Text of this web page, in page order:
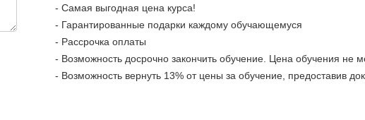
- Самая выгодная цена курса!
- Гарантированные подарки каждому обучающемуся
- Рассрочка оплаты
- Возможность досрочно закончить обучение. Цена обучения не
- Возможность вернуть 13% от цены за обучение, предоставив